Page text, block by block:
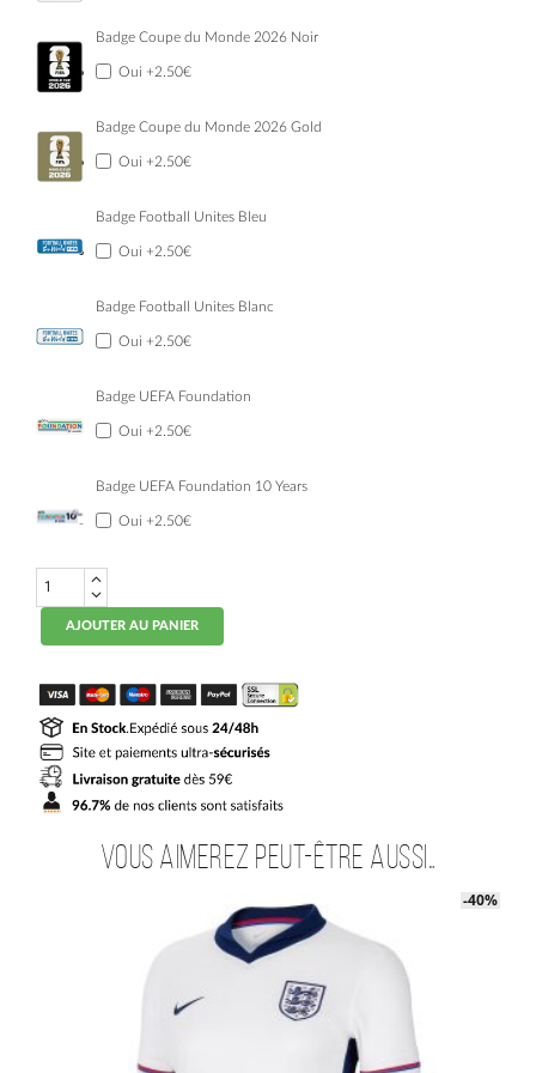
Badge Coupe du Monde 2026 Noir
Oui +2.50€
Badge Coupe du Monde 2026 Gold
Oui +2.50€
Badge Football Unites Bleu
Oui +2.50€
Badge Football Unites Blanc
Oui +2.50€
Badge UEFA Foundation
Oui +2.50€
Badge UEFA Foundation 10 Years
Oui +2.50€
de
Maillot
Match
Angleterre
2024
2025
AJOUTER AU PANIER
Vous aimerez peut-être aussi…
-40%
-40%